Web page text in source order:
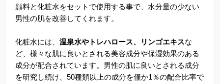
顔料と化粧水をセットで使用する事で、水分量の少ない
男性の肌を改善してくれます。
化粧水には、 温泉水やトレハロース、リンゴエキスな
ど、様々な肌に良いとされる美容成分や保湿効果のある
成分が配合されています。男性の肌に良いとされる成分
を研究し続け、50種類以上の成分を僅か1％の配合比率で